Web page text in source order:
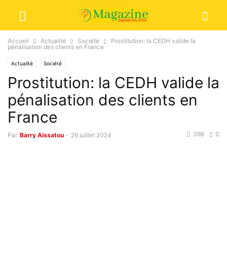
Accueil Actualité Société
Prostitution: la CEDH valide la
pénalisation des clients en France
Actualité Société
Prostitution: la CEDH valide la
pénalisation des clients en
France
Par Barry Aissatou - 26 juillet 2024 0
398